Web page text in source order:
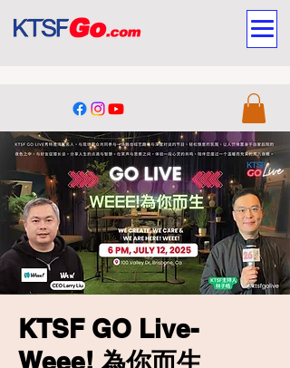
KTSF GO Live-
Weee! 為你而生